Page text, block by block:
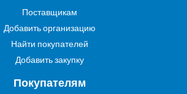
Поставщикам
Добавить организацию
Найти покупателей
Добавить закупку
Покупателям